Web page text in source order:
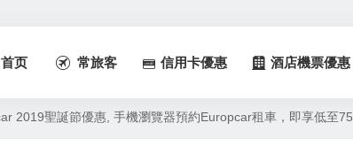
首页 常旅客 信用卡優惠 酒店機票優惠
2019聖誕節優惠, 手機瀏覽器預約Europcar租車，即享低至